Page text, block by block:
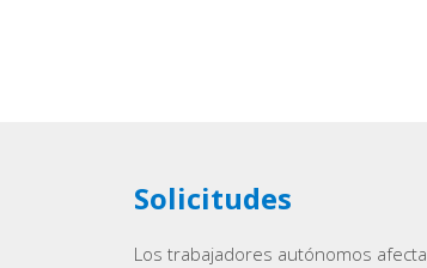
Solicitudes
Los trabajadores autónomos